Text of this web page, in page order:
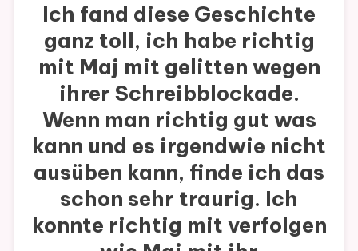
Ich fand diese Geschichte
ganz toll, ich habe richtig
mit Maj mit gelitten wegen
ihrer Schreibblockade.
Wenn man richtig gut was
kann und es irgendwie nicht
ausüben kann, finde ich das
schon sehr traurig. Ich
konnte richtig mit verfolgen